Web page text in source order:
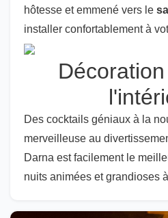
hôtesse et emmené vers le
installer confortablement à
Des cocktails géniaux à la
merveilleuse au
Darna est facilement le
nuits animées et grandioses